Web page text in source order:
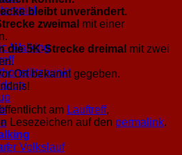
Walking
Volkslauf
bleibt unverändert.
zweimal mit einer
die 5K-Strecke dreimal mit zwei
Ort bekannt gegeben.
am Lauftreff,
Lesezeichen auf den permalink.